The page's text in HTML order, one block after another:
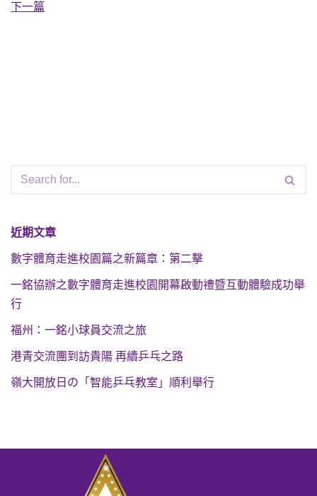
下一篇
近期文章
數字體育走進校園篇之新篇章：第二擊
一銘協辦之數字體育走進校園開幕啟動禮暨互動體驗成功舉
行
福州：一銘小球員交流之旅
港青交流團到訪貴陽 再續乒乓之路
嶺大開放日の「智能乒乓教室」順利舉行